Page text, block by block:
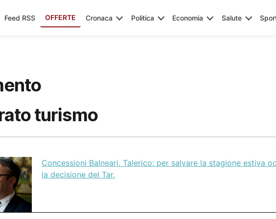
Feed RSS OFFERTE Cronaca Politica Economia Salute
turismo
Concessioni Balneari, Talerico: per salvare la stagione estiva
la decisione del Tar.